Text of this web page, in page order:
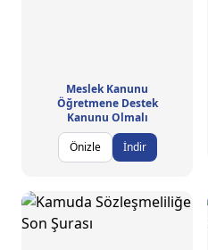
Meslek Kanunu
Öğretmene Destek
Kanunu Olmalı
Önizle
İndir